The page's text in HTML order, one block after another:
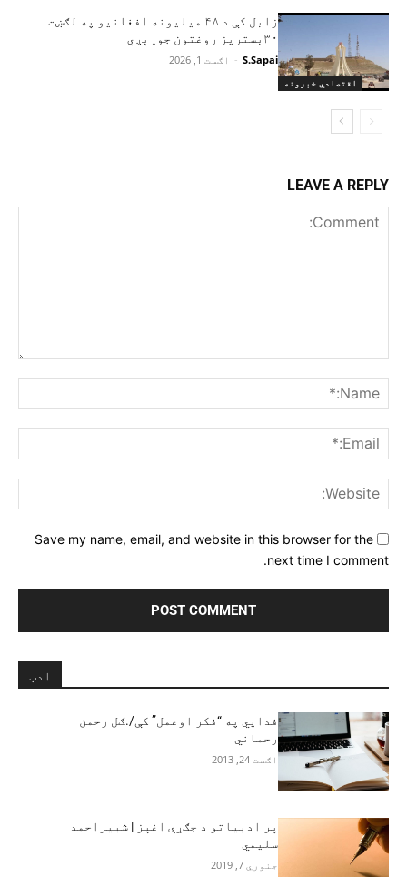
اقتصادي خبرونه
زابل کې د ۴۸ میلیونه افغانیو په لګښت
۳۰بستریز روغتون جوړېږي
S.Sapai
- اګست 1, 2026
LEAVE A REPLY
Save my name, email, and website in this browser for the
next time I comment.
ادب
فدايي په “فکر اوعمل” کې/.ګل رحمن
رحماني
اګست 24, 2013
پر ادبياتو د جګړې اغېز | شبیراحمد
سلیمي
جنوري 7, 2019